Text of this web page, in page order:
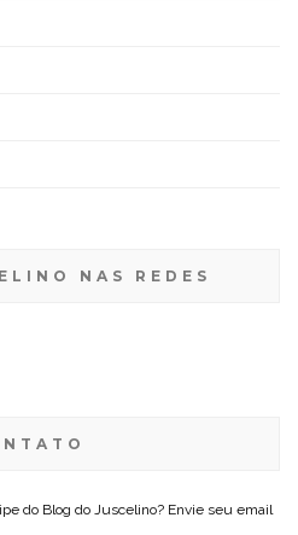
NAS REDES
do Blog do Juscelino? Envie seu email